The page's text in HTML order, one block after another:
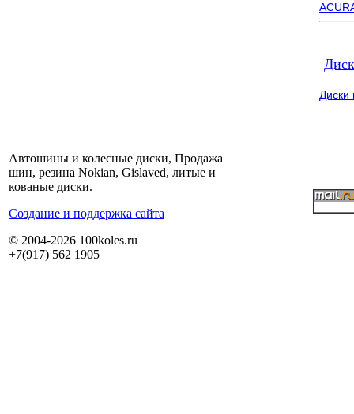
Автошины и колесные диски, Продажа
шин, резина Nokian, Gislaved, литые и
кованые диски.
Cоздание и поддержка сайта
© 2004-2026 100koles.ru
+7(917) 562 1905